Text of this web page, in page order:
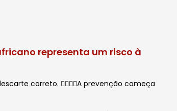
representa um risco à
correto. 🙋🏻‍♂️✨A prevenção começa